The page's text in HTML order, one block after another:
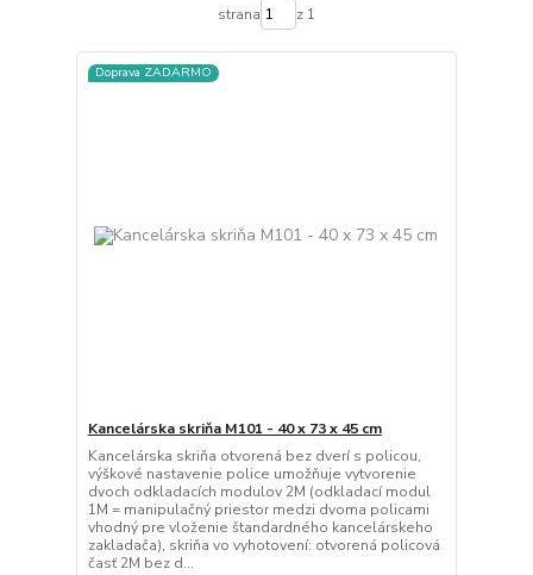
strana z 1
Doprava ZADARMO
Kancelárska skriňa M101 - 40 x 73 x 45 cm
Kancelárska skriňa otvorená bez dverí s policou,
výškové nastavenie police umožňuje vytvorenie
dvoch odkladacích modulov 2M (odkladací modul
1M = manipulačný priestor medzi dvoma policami
vhodný pre vloženie štandardného kancelárskeho
zakladača), skriňa vo vyhotovení: otvorená policová
časť 2M bez d...